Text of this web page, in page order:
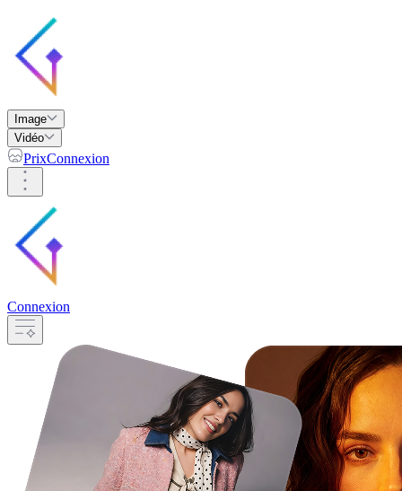
Image
Vidéo
PrixConnexion
Connexion